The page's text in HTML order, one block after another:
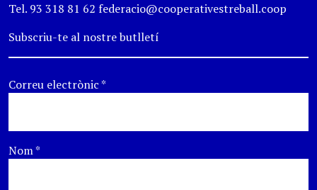
Tel. 93 318 81 62 federacio@cooperativestreball.coop
Subscriu-te al nostre butlletí
Correu electrònic*
Nom*